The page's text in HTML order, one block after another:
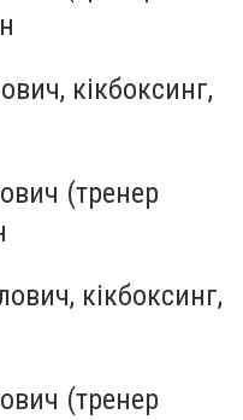
кікбоксинг,
(тренер
кікбоксинг,
(тренер